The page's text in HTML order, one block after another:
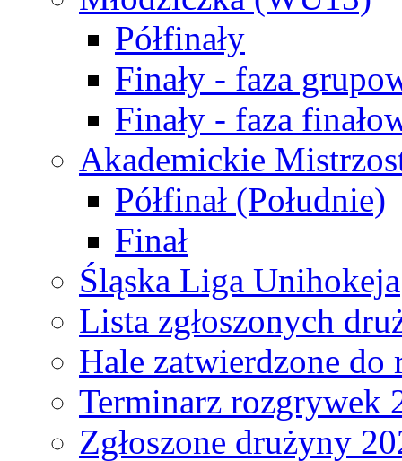
Półfinały
Finały - faza
Finały - faza
Akademickie
Półfinał (Południe)
Finał
Śląska Liga Unihokeja
Lista zgłoszonych
Hale zatwierdzone do
Terminarz rozgrywek
Zgłoszone drużyny